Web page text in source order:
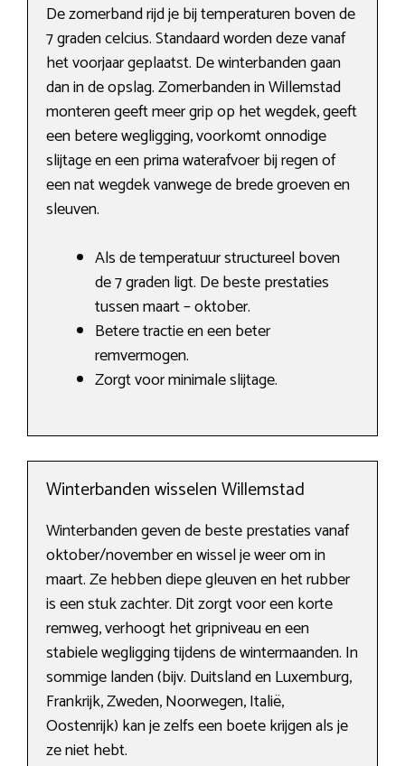
De zomerband rijd je bij temperaturen boven de
7 graden celcius. Standaard worden deze vanaf
het voorjaar geplaatst. De winterbanden gaan
dan in de opslag. Zomerbanden in Willemstad
monteren geeft meer grip op het wegdek, geeft
een betere wegligging, voorkomt onnodige
slijtage en een prima waterafvoer bij regen of
een nat wegdek vanwege de brede groeven en
sleuven.
Als de temperatuur structureel boven
de 7 graden ligt. De beste prestaties
tussen maart – oktober.
Betere tractie en een beter
remvermogen.
Zorgt voor minimale slijtage.
Winterbanden wisselen Willemstad
Winterbanden geven de beste prestaties vanaf
oktober/november en wissel je weer om in
maart. Ze hebben diepe gleuven en het rubber
is een stuk zachter. Dit zorgt voor een korte
remweg, verhoogt het gripniveau en een
stabiele wegligging tijdens de wintermaanden. In
sommige landen (bijv. Duitsland en Luxemburg,
Frankrijk, Zweden, Noorwegen, Italië,
Oostenrijk) kan je zelfs een boete krijgen als je
ze niet hebt.